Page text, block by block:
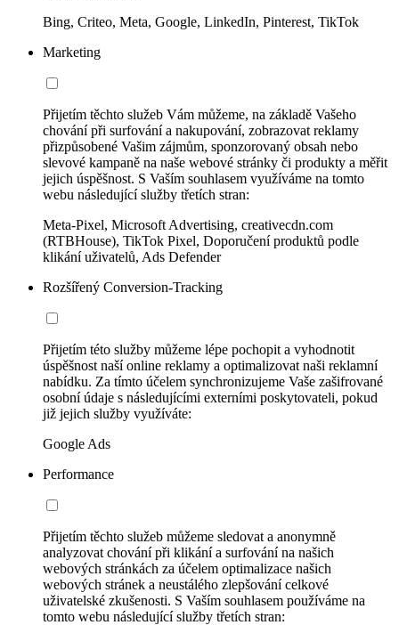
Bing, Criteo, Meta, Google, LinkedIn, Pinterest, TikTok
Marketing
Přijetím těchto služeb Vám můžeme, na základě Vašeho
chování při surfování a nakupování, zobrazovat reklamy
přizpůsobené Vašim zájmům, sponzorovaný obsah nebo
slevové kampaně na naše webové stránky či produkty a měřit
jejich úspěšnost. S Vaším souhlasem využíváme na tomto
webu následující služby třetích stran:
Meta-Pixel, Microsoft Advertising, creativecdn.com
(RTBHouse), TikTok Pixel, Doporučení produktů podle
klikání uživatelů, Ads Defender
Rozšířený Conversion-Tracking
Přijetím této služby můžeme lépe pochopit a vyhodnotit
úspěšnost naší online reklamy a optimalizovat naši reklamní
nabídku. Za tímto účelem synchronizujeme Vaše zašifrované
osobní údaje s následujícími externími poskytovateli, pokud
již jejich služby využíváte:
Google Ads
Performance
Přijetím těchto služeb můžeme sledovat a anonymně
analyzovat chování při klikání a surfování na našich
webových stránkách za účelem optimalizace našich
webových stránek a neustálého zlepšování celkové
uživatelské zkušenosti. S Vaším souhlasem používáme na
tomto webu následující služby třetích stran: